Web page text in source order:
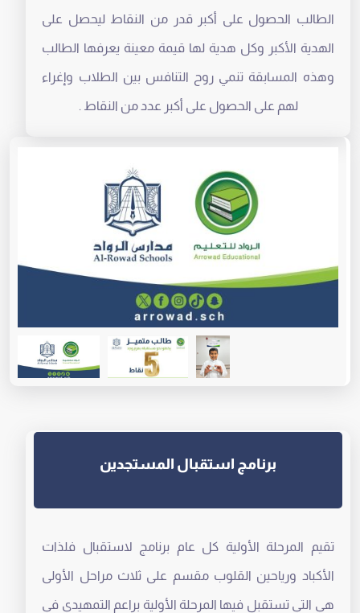
الطالب الحصول على أكبر قدر من النقاط ليحصل على
الهدية الأكبر وكل هدية لها قيمة معينة يعرفها الطالب
وهذه المسابقة تنمي روح التنافس بين الطلاب وإغراء
لهم على الحصول على أكبر عدد من النقاط .
برنامج استقبال المستجدين
تقيم المرحلة الأولية كل عام برنامج لاستقبال فلذات
الأكباد ورياحين القلوب مقسم على ثلاث مراحل الأولى
هي التي تستقبل فيها المرحلة الأولية براعم التمهيدي في